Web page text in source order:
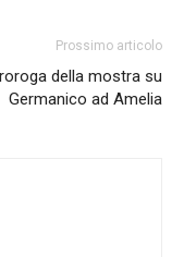
Prossimo articolo
della mostra su
Germanico ad Amelia